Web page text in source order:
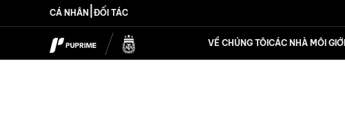
CÁ NHÂN ĐỐI TÁC
VỀ CHÚNG TÔI CÁC NHÀ MÔI